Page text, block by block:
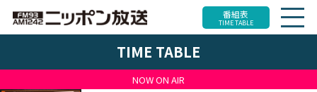
番組表
TIME TABLE
TIME TABLE
NOW ON AIR